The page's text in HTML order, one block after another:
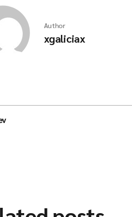
Author
xgaliciax